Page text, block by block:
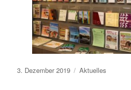
Veröffentlicht
3. Dezember 2019 Aktuelles